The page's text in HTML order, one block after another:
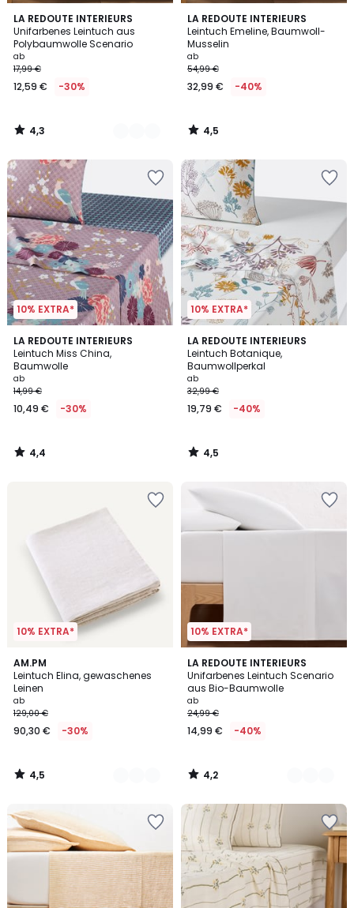
LA REDOUTE INTERIEURS
Unifarbenes Leintuch aus
Polybaumwolle Scenario
ab
17,99 €
12,59 € -30%
4,3
/ 5
16
Farben
4,3
/
LA REDOUTE INTERIEURS
Leintuch Emeline, Baumwoll-
Musselin
ab
54,99 €
32,99 € -40%
4,5
/ 5
4,5
/
10% EXTRA*
LA REDOUTE INTERIEURS
Leintuch Miss China,
Baumwolle
ab
14,99 €
10,49 € -30%
4,4
/ 5
4,4
/
10% EXTRA*
LA REDOUTE INTERIEURS
Leintuch Botanique,
Baumwollperkal
ab
32,99 €
19,79 € -40%
4,5
/ 5
4,5
/
10% EXTRA*
AM.PM
Leintuch Elina, gewaschenes
Leinen
ab
129,00 €
90,30 € -30%
4,5
/ 5
23
Farben
4,5
/
10% EXTRA*
LA REDOUTE INTERIEURS
Unifarbenes Leintuch Scenario
aus Bio-Baumwolle
ab
24,99 €
14,99 € -40%
4,2
/ 5
8
Farben
4,2
/